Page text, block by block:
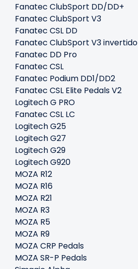
Fanatec ClubSport DD/DD+
Fanatec ClubSport V3
Fanatec CSL DD
Fanatec ClubSport V3 invertido
Fanatec DD Pro
Fanatec CSL
Fanatec Podium DD1/DD2
Fanatec CSL Elite Pedals V2
Logitech G PRO
Fanatec CSL LC
Logitech G25
Logitech G27
Logitech G29
Logitech G920
MOZA R12
MOZA R16
MOZA R21
MOZA R3
MOZA R5
MOZA R9
MOZA CRP Pedals
MOZA SR-P Pedals